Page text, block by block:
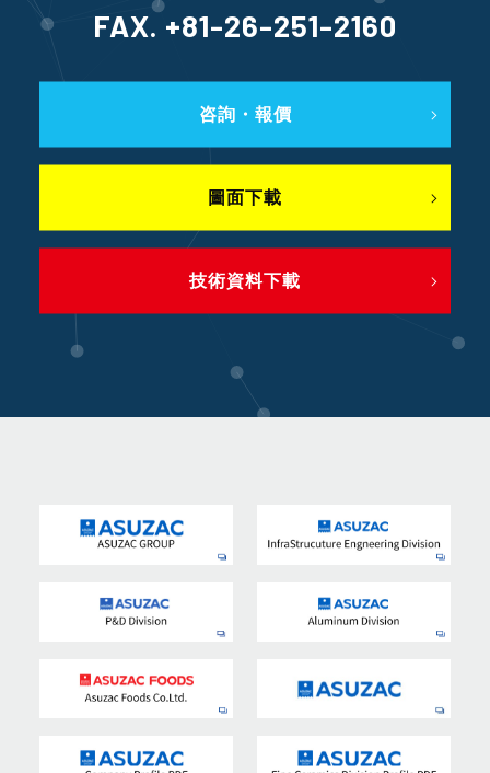
FAX. +81-26-251-2160
咨詢・報價
圖面下載
技術資料下載